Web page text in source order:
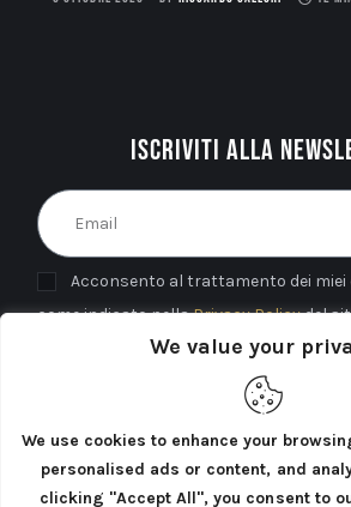
We value your
We use cookies to enhance your
personalised ads or content, and
clicking "Accept All", you consent to
Iscriviti alla
Acconsento al trattamento dei miei
come indicato nellaPrivacy Policydel
INVIA